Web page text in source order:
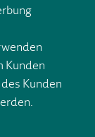
Kunden
Kunden